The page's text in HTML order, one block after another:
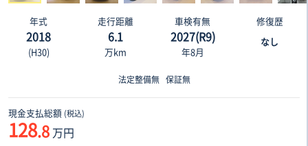
年式
2018
(H30)
走行距離
6.1
万km
車検有無
2027(R9)
年8月
修復歴
なし
法定整備無 保証無
現金支払総額 (税込)
128.8 万円